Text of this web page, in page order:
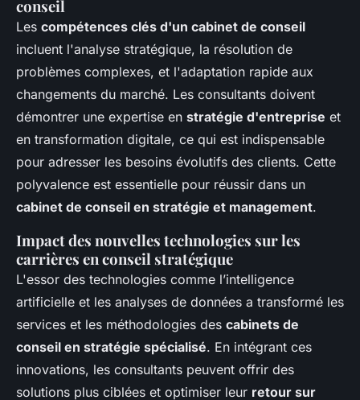
conseil
Les compétences clés d'un cabinet de conseil
incluent l'analyse stratégique, la résolution de
problèmes complexes, et l'adaptation rapide aux
changements du marché. Les consultants doivent
démontrer une expertise en stratégie d'entreprise et
en transformation digitale, ce qui est indispensable
pour adresser les besoins évolutifs des clients. Cette
polyvalence est essentielle pour réussir dans un
cabinet de conseil en stratégie et management.
Impact des nouvelles technologies sur les
carrières en conseil stratégique
L'essor des technologies comme l’intelligence
artificielle et les analyses de données a transformé les
services et les méthodologies des cabinets de
conseil en stratégie spécialisé. En intégrant ces
innovations, les consultants peuvent offrir des
solutions plus ciblées et optimiser leur retour sur